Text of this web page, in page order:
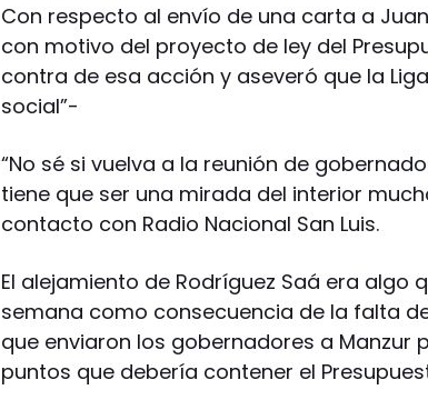
Con respecto al envío de una carta a
con motivo del proyecto de ley del
contra de esa acción y aseveró que la
social”-
“No sé si vuelva a la reunión de
tiene que ser una mirada del interior
contacto con Radio Nacional San Luis.
El alejamiento de Rodríguez Saá era algo
semana como consecuencia de la falta
que enviaron los gobernadores a Manzur
puntos que debería contener el